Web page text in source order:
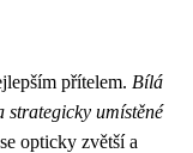
přítelem. Bílá
strategicky umístěné
opticky zvětší a